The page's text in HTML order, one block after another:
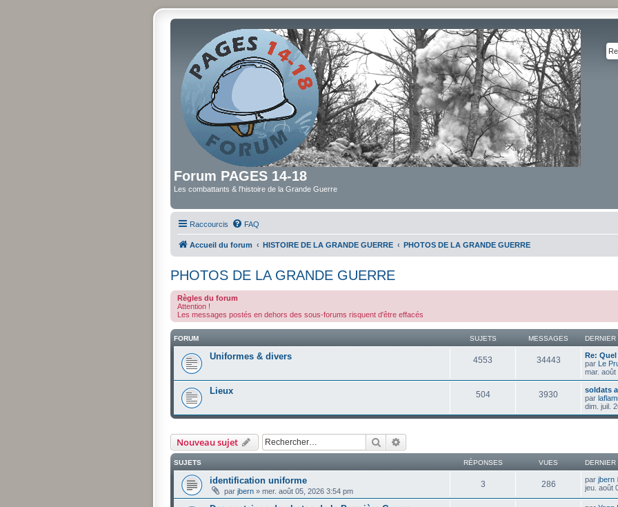
Forum PAGES 14-18
Les combattants & l'histoire de la Grande Guerre
Raccourcis FAQ
Accueil du forum HISTOIRE DE LA GRANDE GUERRE PHOTOS DE LA GRANDE GUERRE
PHOTOS DE LA GRANDE GUERRE
Règles du forum
Attention !
Les messages postés en dehors des sous-forums risquent d'être effacés
FORUM SUJETS MESSAGES
Uniformes & divers 4553 34443
Re:
par Le
mar. août
Lieux 504 3930
soldats
par
dim. juil.
Nouveau sujet Rechercher
SUJETS RÉPONSES VUES
identification uniforme
par jbern » mer. août 05, 2026 3:54 pm
3 286 par jbern
jeu. août